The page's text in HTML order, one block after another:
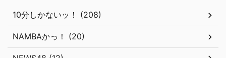
10分しかないッ！ (208)
NAMBAかっ！ (20)